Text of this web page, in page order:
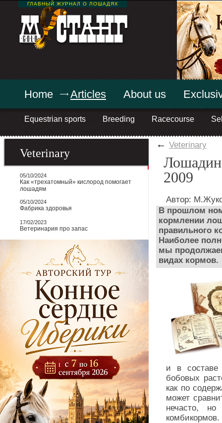
ГЛАВНЫЙ ЖУРНАЛ О ЛОШАДЯХ
Home Articles
Equestrian sports Breeding Racecourse
About us
Veterinary
05/10/2024
Как «трехатомный» кислород помогает
лошадям
05/10/2024
Фабрика здоровья
17/02/2023
Ветеринария про запас
← Veterinary
2009
Автор:
В прошлом
кормлении
правильного
Наиболее
мы
видах кормов.
и в составе
бобовых
как по
может
нечасто,
комбикормов.